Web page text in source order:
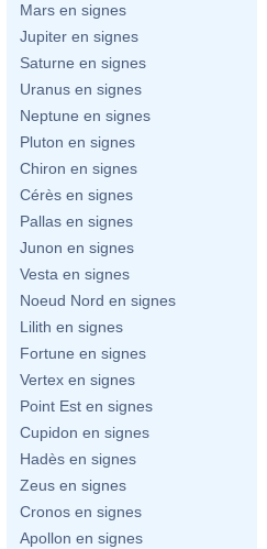
Mars en signes
Jupiter en signes
Saturne en signes
Uranus en signes
Neptune en signes
Pluton en signes
Chiron en signes
Cérès en signes
Pallas en signes
Junon en signes
Vesta en signes
Noeud Nord en signes
Lilith en signes
Fortune en signes
Vertex en signes
Point Est en signes
Cupidon en signes
Hadès en signes
Zeus en signes
Cronos en signes
Apollon en signes